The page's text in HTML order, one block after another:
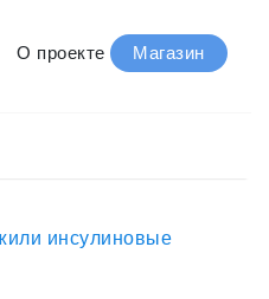
О проекте Магазин
инсулиновые